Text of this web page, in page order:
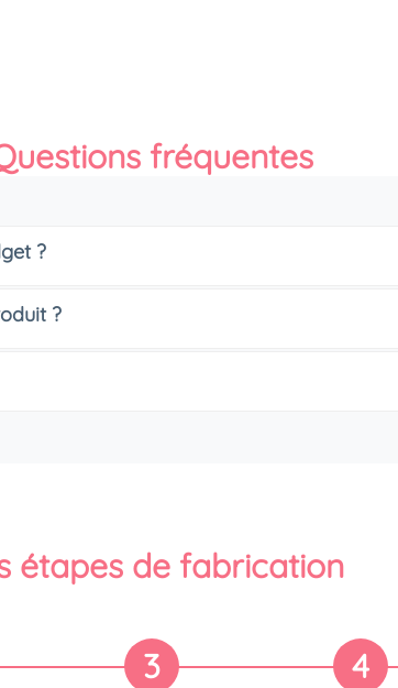
fréquentes
?
?
étapes de fabrication
3 4